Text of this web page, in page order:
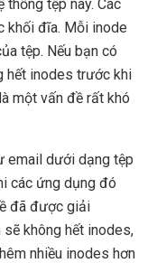
tệp này. Các
khối đĩa. Mỗi inode
tệp. Nếu bạn có
hết inodes trước khi
một vấn đề rất khó
email dưới dạng tệp
các ứng dụng đó
đã được giải
không hết inodes,
nhiều inodes hơn